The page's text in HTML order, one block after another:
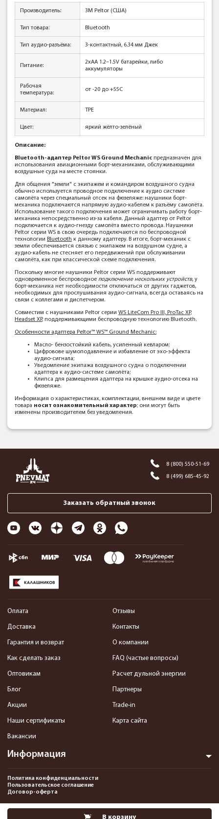
В корзину
Производитель: 3M Peltor (США)
Тип товара: Bluetooth
Тип аудио-разъёма: 3-контактный, 6.34 мм Джек
Питание:
2xAA 1.2–1.5V батарейки, либо
аккумуляторы
Рабочая
температура:
от -20 до +55C
Материал: TPE
Цвет: яркий жёлто-зелёный
Описание:
Bluetooth-адаптер Peltor WS Ground Mechanic предназначен для
использования авиационными борт-механиками, обслуживающими
воздушные суда на месте стоянки.
Для общения "земли" с экипажем и командиром воздушного судна
обычно используется проводное подключение к аудио системе
самолёта через специальный отсек на фюзеляже: наушники борт-
механика подключаются напрямую аудио-кабелем к разъёму самолёта.
Использование такого подключения может ограничивать работу борт-
механика непосредственно из-за кабеля. Данный адаптер от Peltor
подключается к аудио-гнезду самолёта вместо провода. Наушники
Peltor серии WS в свою очередь подключаются по беспроводной
технологии Bluetooth к данному адаптеру. В итоге, борт-механик с
земли обеспечивается связью с экипажем на воздушном судне, а
аудио-кабель не стесняет его передвижений при обслуживании
самолёта, как при классической схеме подключения.
Поскольку многие наушники Peltor серии WS поддерживают
одновременное беспроводное подключение нескольких устройств, у
борт-механика нет необходимости отключаться от других гаджетов,
необходимых для прослушивания аудио-сигнала, всегда оставаясь на
связи с коллегами и диспетчером.
Совместим с наушниками Peltor серии WS LiteCom Pro III, ProTac XP,
Headset XP, поддерживающими беспроводную технологию Bluetooth.
Особенности адаптера Peltor™ WS™ Ground Mechanic:
Масло- бензостойкий кабель, усиленный кевларом;
Цифровове шумоподавление и избавление от эхо-эффекта
аудио-сигнала;
Уведомление экипажа воздушного судна о подключении
адаптера к аудио-системе самолёта;
Клипса для размещения адаптера на крышке аудио-отсека на
фюзеляже.
Информация о характеристиках, комплектации, внешнем виде и цвете
товара носит ознакомительный характер; они могут быть
изменены производителем без уведомления.
8 (800) 550-51-69
8 (499) 685-45-92
Заказать обратный звонок
Информация
Оплата
Доставка
Гарантия и возврат
Как сделать заказ
Оптовикам
Блог
Акции
Наши сертификаты
Вакансии
Отзывы
Контакты
О компании
FAQ (частые вопросы)
Расчет дульной энергии
Партнеры
Trade-in
Карта сайта
Политика конфиденциальности
Пользовательское соглашение
Договор-оферта
2013-2026 Интернет-магазин пневматики, страйкбола и снаряжения–